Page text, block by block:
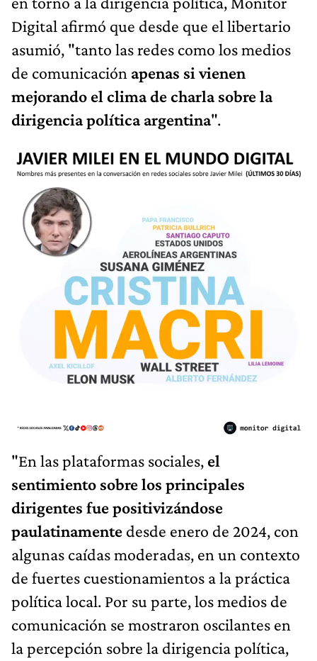
Digital afirmó que desde que el libertario
asumió, "tanto las redes como los medios
de comunicación apenas si vienen
mejorando el clima de charla sobre la
dirigencia política argentina".
"En las plataformas sociales, el
sentimiento sobre los principales
dirigentes fue positivizándose
paulatinamente desde enero de 2024, con
algunas caídas moderadas, en un contexto
de fuertes cuestionamientos a la práctica
política local. Por su parte, los medios de
comunicación se mostraron oscilantes en
la percepción sobre la dirigencia política,